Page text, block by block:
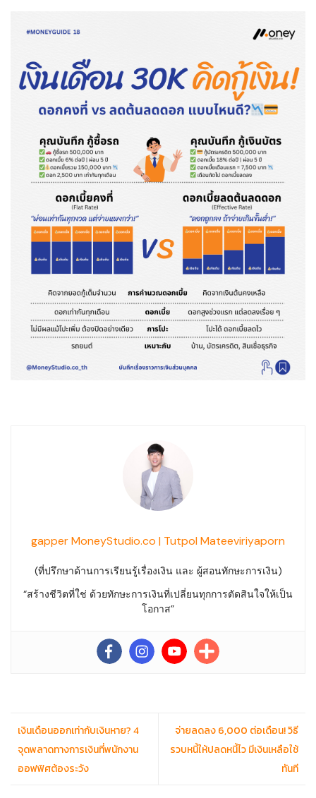
gapper MoneyStudio.co | Tutpol Mateeviriyaporn
(ที่ปรึกษาด้านการเรียนรู้เรื่องเงิน และ ผู้สอนทักษะการเงิน)
“สร้างชีวิตที่ใช่ ด้วยทักษะการเงินที่เปลี่ยนทุกการตัดสินใจให้เป็น
โอกาส”
เงินเดือนออกเท่ากับเงินหาย? 4
จุดพลาดทางการเงินที่พนักงาน
ออฟฟิศต้องระวัง
จ่ายลดลง 6,000 ต่อเดือน! วิธี
รวบหนี้ให้ปลดหนี้ไว มีเงินเหลือใช้
ทันที